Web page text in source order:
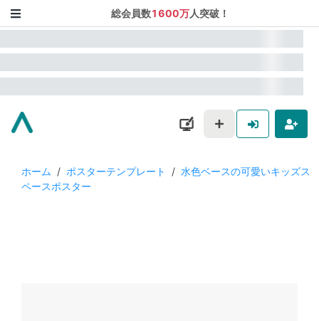
総会員数1600万人突破！
ホーム / ポスターテンプレート / 水色ベースの可愛いキッズス
ペースポスター